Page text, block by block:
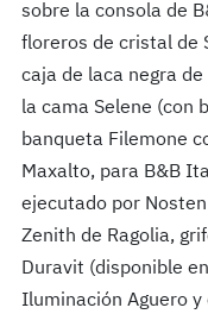
sobre la consola de
floreros de cristal de
caja de laca negra de
la cama Selene (con
banqueta Filemone
Maxalto, para B&B
ejecutado por
Zenith de Ragolia,
Duravit (disponible
Iluminación Aguero